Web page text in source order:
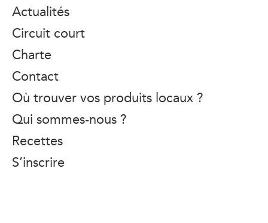
Actualités
Circuit court
Charte
Contact
Où trouver vos produits locaux ?
Qui sommes-nous ?
Recettes
S’inscrire